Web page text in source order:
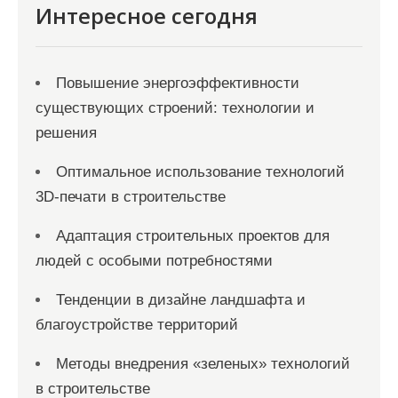
Интересное сегодня
Повышение энергоэффективности
существующих строений: технологии и
решения
Оптимальное использование технологий
3D-печати в строительстве
Адаптация строительных проектов для
людей с особыми потребностями
Тенденции в дизайне ландшафта и
благоустройстве территорий
Методы внедрения «зеленых» технологий
в строительстве